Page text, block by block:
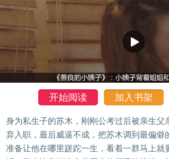
开始阅读 加入书架
身为私生子的苏木，刚刚公考过后被亲生父
弃入职，最后威逼不成，把苏木调到最偏僻
准备让他在哪里蹉跎一生，看着一群马上就